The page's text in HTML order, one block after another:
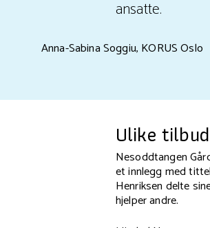
ansatte.
Anna-Sabina Soggiu, KORUS Oslo
Ulike
Nesoddtangen
et innlegg med
Henriksen delte
hjelper andre.